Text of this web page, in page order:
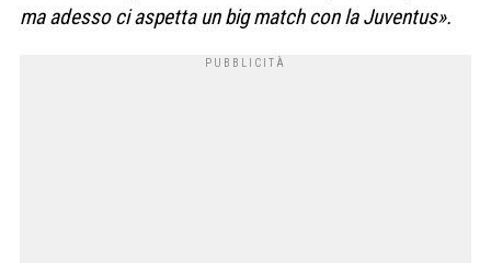
ma adesso ci aspetta un big match con la Juventus».